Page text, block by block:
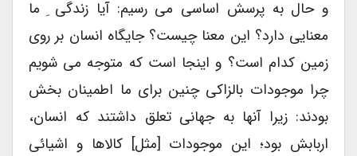
و حال به پرسش اساسی می رسیم: آیا زندگی ِ ما
معنایی دارد؟ این معنا چیست؟ جایگاه انسان بر روی
زمین کدام است؟ و اینجا است که متوجه می شویم
چرا موجودات بالزاکی چنین برای ما اطمینان بخش
بودند: زیرا آنها به جهانی تعلق داشتند که انسان،
اربابش بود؛ این موجودات [مثل] کالاها و اشیائی